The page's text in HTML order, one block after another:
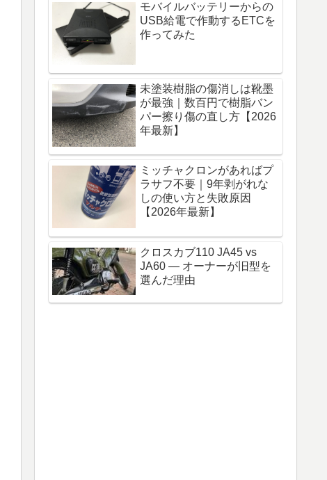
モバイルバッテリーからの
USB給電で作動するETCを
作ってみた
未塗装樹脂の傷消しは靴墨
が最強｜数百円で樹脂バン
パー擦り傷の直し方【2026
年最新】
ミッチャクロンがあればプ
ラサフ不要｜9年剥がれな
しの使い方と失敗原因
【2026年最新】
クロスカブ110 JA45 vs
JA60 — オーナーが旧型を
選んだ理由